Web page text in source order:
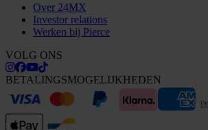
Over 24MX
Investor relations
Werken bij Pierce
VOLG ONS
BETALINGSMOGELIJKHEDEN